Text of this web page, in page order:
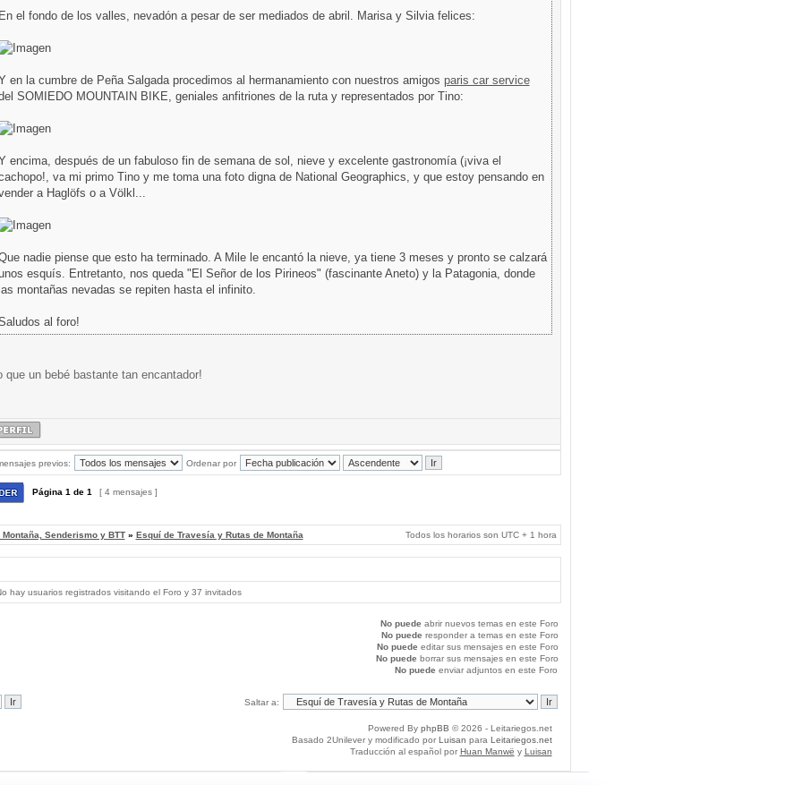
el fondo de los valles, nevadón a pesar de ser mediados de abril. Marisa y Silvia felices:
en la cumbre de Peña Salgada procedimos al hermanamiento con nuestros amigos paris car service
SOMIEDO MOUNTAIN BIKE, geniales anfitriones de la ruta y representados por Tino:
encima, después de un fabuloso fin de semana de sol, nieve y excelente gastronomía (¡viva el
va mi primo Tino y me toma una foto digna de National Geographics, y que estoy pensando en
a Haglöfs o a Völkl...
nadie piense que esto ha terminado. A Mile le encantó la nieve, ya tiene 3 meses y pronto se calzará
esquís. Entretanto, nos queda "El Señor de los Pirineos" (fascinante Aneto) y la Patagonia, donde
montañas nevadas se repiten hasta el infinito.
al foro!
que un bebé bastante tan encantador!
previos: Ordenar por
Página 1 de 1 [ 4 mensajes ]
Senderismo y BTT» Esquí de Travesía y Rutas de Montaña Todos los horarios son UTC + 1 hora
hay usuarios registrados visitando el Foro y 37 invitados
No puede abrir nuevos temas en este Foro
No puede responder a temas en este Foro
No puede editar sus mensajes en este Foro
No puede borrar sus mensajes en este Foro
No puede enviar adjuntos en este Foro
Saltar a:
Powered By phpBB © 2026 - Leitariegos.net
Basado 2Unilever y modificado por Luisan para Leitariegos.net
Traducción al español por Huan Manwë y Luisan